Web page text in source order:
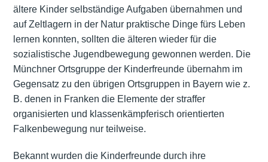
ältere Kinder selbständige Aufgaben übernahmen und
auf Zeltlagern in der Natur praktische Dinge fürs Leben
lernen konnten, sollten die älteren wieder für die
sozialistische Jugendbewegung gewonnen werden. Die
Münchner Ortsgruppe der Kinderfreunde übernahm im
Gegensatz zu den übrigen Ortsgruppen in Bayern wie z.
B. denen in Franken die Elemente der straffer
organisierten und klassenkämpferisch orientierten
Falkenbewegung nur teilweise.
Bekannt wurden die Kinderfreunde durch ihre